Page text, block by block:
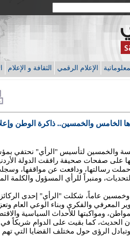
الإعلام الرقمي الثقافة و الإعلام
الخامس والخمسين.. ذاكرة الوطن
والخمسين لتأسيس "الرأي" نحتفي
على صفحات صحيفة رافقت الدولة
رسالتها، ودافعت عن مواقفها،
ومنبراً للرأي المسؤول والكلمة
عاماً، شكلت "الرأي" إحدى الركائز
المعرفي والفكري وبناء الوعي العام
ومواكبتها للأحداث السياسية
الحديث، كما بقيت على الدوام شريكاً
الرؤى حول مختلف القضايا التي تهم